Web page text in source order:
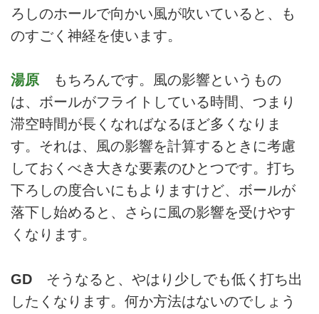
ろしのホールで向かい風が吹いていると、も
のすごく神経を使います。
湯原 もちろんです。風の影響というもの
は、ボールがフライトしている時間、つまり
滞空時間が長くなればなるほど多くなりま
す。それは、風の影響を計算するときに考慮
しておくべき大きな要素のひとつです。打ち
下ろしの度合いにもよりますけど、ボールが
落下し始めると、さらに風の影響を受けやす
くなります。
GD そうなると、やはり少しでも低く打ち出
したくなります。何か方法はないのでしょう